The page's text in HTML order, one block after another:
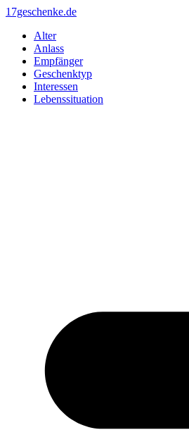
Zum
springen
17geschenke.de
Alter
Anlass
Empfänger
Geschenktyp
Interessen
Lebenssituation